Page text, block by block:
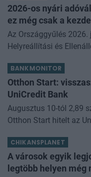
2026-os nyári
ez még csak a
Az Országgyűlés
Helyreállítási és
kapcsolódó
BANKMONITOR
Otthon Start:
UniCredit Bank
Augusztus 10-tól 2,89
Otthon Start hitelt az
kamathoz képest. De
CHIKANSPLANET
A városok egyik
legtöbb helyen